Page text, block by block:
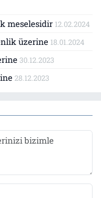
meselesidir 12.02.2024
üzerine 18.01.2024
30.12.2023
28.12.2023